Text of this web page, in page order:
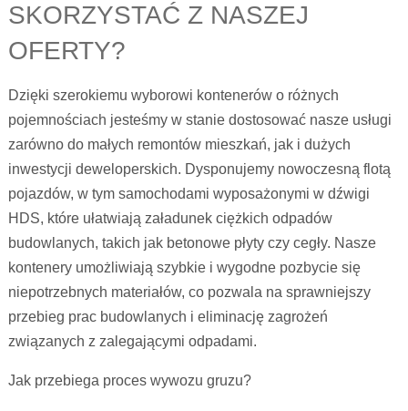
SKORZYSTAĆ Z NASZEJ
OFERTY?
Dzięki szerokiemu wyborowi kontenerów o różnych
pojemnościach jesteśmy w stanie dostosować nasze usługi
zarówno do małych remontów mieszkań, jak i dużych
inwestycji deweloperskich. Dysponujemy nowoczesną flotą
pojazdów, w tym samochodami wyposażonymi w dźwigi
HDS, które ułatwiają załadunek ciężkich odpadów
budowlanych, takich jak betonowe płyty czy cegły. Nasze
kontenery umożliwiają szybkie i wygodne pozbycie się
niepotrzebnych materiałów, co pozwala na sprawniejszy
przebieg prac budowlanych i eliminację zagrożeń
związanych z zalegającymi odpadami.
Jak przebiega proces wywozu gruzu?